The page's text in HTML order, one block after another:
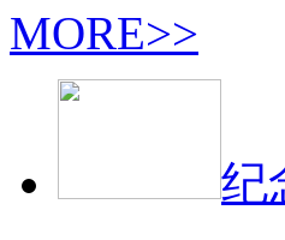
MORE>>
纪